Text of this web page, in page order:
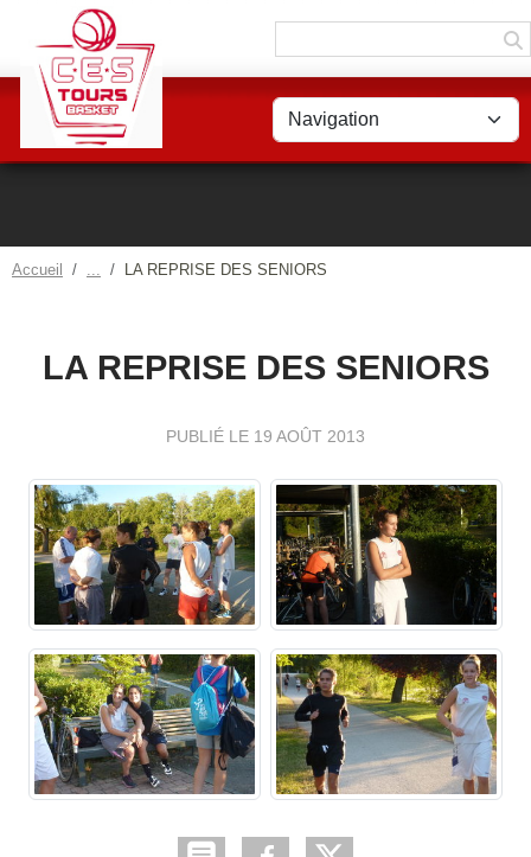
Accueil LA REPRISE DES SENIORS
LA REPRISE DES SENIORS
PUBLIÉ LE 19 AOÛT 2013
Panneau de gestion des cookies